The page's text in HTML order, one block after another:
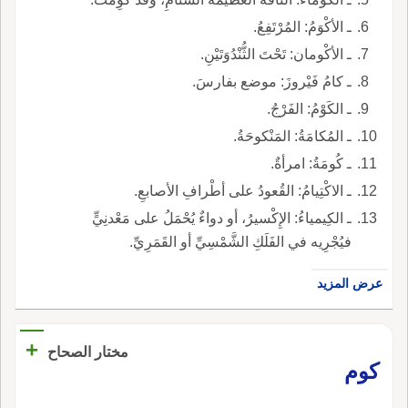
ـ الأكْوَمُ: المُرْتَفِعُ.
ـ الأكْومان: تَحْتَ الثُّنْدُوَتَيْنِ.
ـ كامُ فَيْروزَ: موضع بفارسَ.
ـ الكَوْمُ: الفَرْجُ.
ـ المُكامَةُ: المَنْكوحَةُ.
ـ كُومَةُ: امرأةٌ.
ـ الاكْتِيامُ: القُعودُ على أطْرافِ الأصابعِ.
ـ الكِيمياءُ: الإِكْسيرُ، أو دواءٌ يُحْمَلُ على مَعْدنِيٍّ
فيُجْرِيه في الفَلَكِ الشَّمْسِيِّ أو القَمَرِيِّ.
عرض المزيد
مختار الصحاح
+
كوم